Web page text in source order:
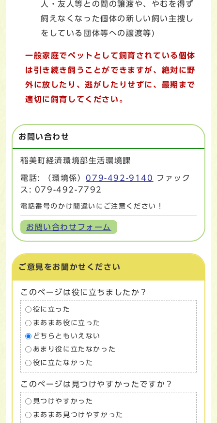
人・友人等との間の譲渡や、やむを得ず
飼えなくなった個体の新しい飼い主捜し
をしている団体等への譲渡等)
一般家庭でペットとして飼育されている個体
は引き続き飼うことができますが、絶対に野
外に放したり、逃がしたりせずに、最期まで
適切に飼育してください。
お問い合わせ
稲美町経済環境部生活環境課
電話: （環境係） 079-492-9140
ファック
ス: 079-492-7792
電話番号のかけ間違いにご注意ください！
お問い合わせフォーム
ご意見をお聞かせください
このページは役に立ちましたか？
役に立った
まあまあ役に立った
どちらともいえない
あまり役に立たなかった
役に立たなかった
このページは見つけやすかったですか？
見つけやすかった
まあまあ見つけやすかった